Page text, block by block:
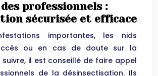
professionnels :
sécurisée et efficace
importantes, les nids
ou en cas de doute sur la
il est conseillé de faire appel
de la désinsectisation. Ils